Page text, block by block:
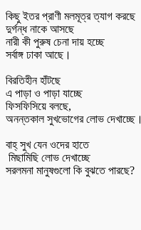
‎কিছু ইতর প্রাণী মলমূত্র ত্যাগ করছে
‎দুর্গন্ধ নাকে আসছে
‎নারী কী পুরুষ চেনা দায় হচ্ছে
‎সর্বাঙ্গ ঢাকা আছে।
‎বিরতিহীন হাঁটছে
‎এ পাড়া ও পাড়া যাচ্ছে
‎ফিসফিসিয়ে বলছে,
‎অনন্তকাল সুখভোগের লোভ দেখাচ্ছে।
‎বাহ্ সুখ যেন ওদের হাতে
‎ মিছামিছি লোভ দেখাচ্ছে
‎সরলমনা মানুষগুলো কি বুঝতে পারছে?